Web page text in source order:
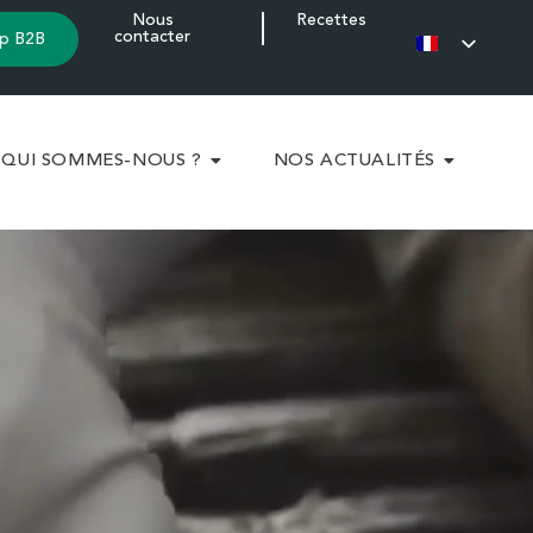
B2B
Nous
contacter
Recettes
QUI SOMMES-NOUS ? NOS ACTUALITÉS